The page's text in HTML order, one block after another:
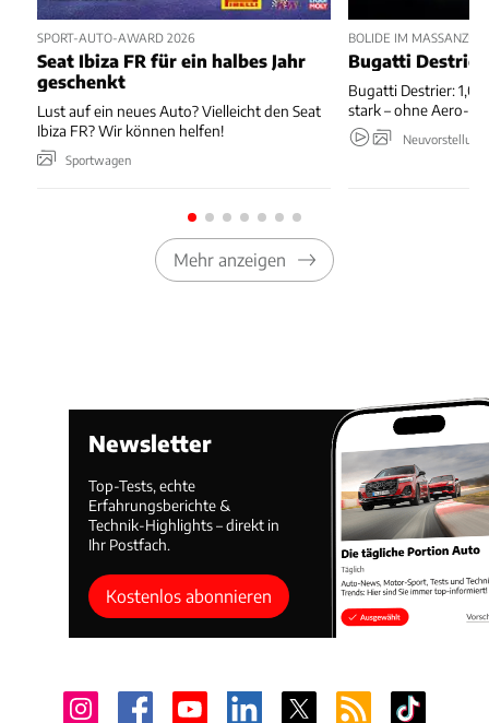
SPORT-AUTO-AWARD 2026
Seat Ibiza FR für ein halbes Jahr
geschenkt
Lust auf ein neues Auto? Vielleicht den Seat
Ibiza FR? Wir können helfen!
Sportwagen
BOLIDE IM MASSANZUG
Bugatti
Bugatti Destrier: 1,00
stark – ohne Aero-
Mehr anzeigen
Newsletter
Top-Tests, echte
Erfahrungsberichte &
Technik-Highlights – direkt in
Ihr Postfach.
Kostenlos abonnieren